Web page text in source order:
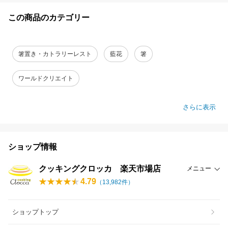
この商品のカテゴリー
箸置き・カトラリーレスト 藍花 箸
ワールドクリエイト
さらに表示
ショップ情報
クッキングクロッカ 楽天市場店 メニュー
4.79 （ 13,982件）
ショップトップ